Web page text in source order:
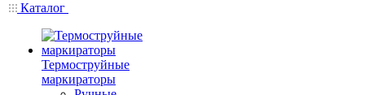
Каталог
Термоструйные
маркираторы